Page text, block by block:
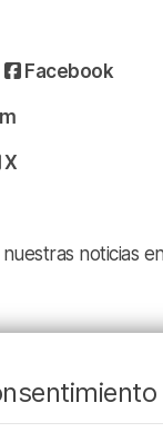
Facebook
X
noticias